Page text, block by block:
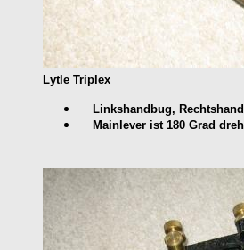
Lytle Triplex
Linkshandbug,
Mainlever ist 180 Grad